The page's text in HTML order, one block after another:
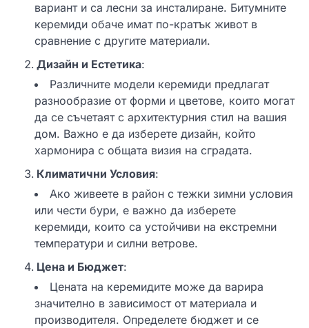
вариант и са лесни за инсталиране. Битумните
керемиди обаче имат по-кратък живот в
сравнение с другите материали.
Дизайн и Естетика:
Различните модели керемиди предлагат
разнообразие от форми и цветове, които могат
да се съчетаят с архитектурния стил на вашия
дом. Важно е да изберете дизайн, който
хармонира с общата визия на сградата.
Климатични Условия:
Ако живеете в район с тежки зимни условия
или чести бури, е важно да изберете
керемиди, които са устойчиви на екстремни
температури и силни ветрове.
Цена и Бюджет:
Цената на керемидите може да варира
значително в зависимост от материала и
производителя. Определете бюджет и се